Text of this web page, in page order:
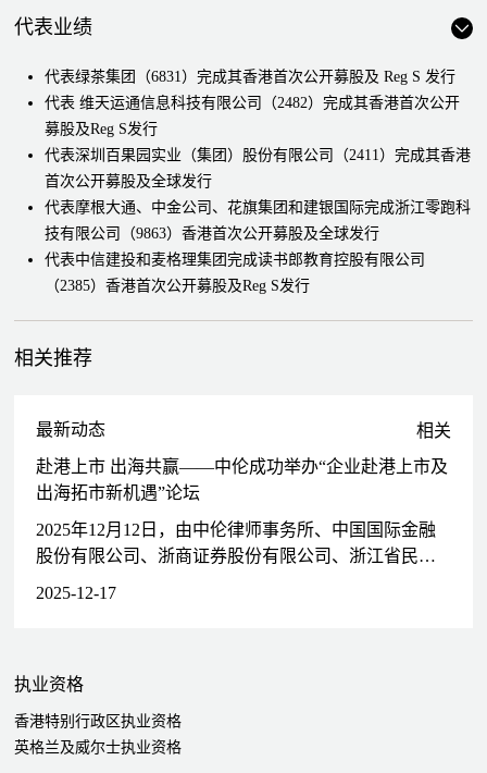
代表业绩
代表绿茶集团（6831）完成其香港首次公开募股及 Reg S 发行
代表 维天运通信息科技有限公司（2482）完成其香港首次公开
募股及Reg S发行
代表深圳百果园实业（集团）股份有限公司（2411）完成其香港
首次公开募股及全球发行
代表摩根大通、中金公司、花旗集团和建银国际完成浙江零跑科
技有限公司（9863）香港首次公开募股及全球发行
代表中信建投和麦格理集团完成读书郎教育控股有限公司
（2385）香港首次公开募股及Reg S发行
代表高盛、瑞信、里昂证券和中金公司完成微博的（9898）二次
代表朝云集团有限公司（6601）完成其香港首次公开募股及全球
发行
代表摩根士丹利和中信证券完成泡泡玛特国际集团有限公司
（9992）的香港首次公开募股及全球发行
代表 上坤地产集团有限公司（6900）完成其香港首次公开募股
和及Reg S 发行
的香港首次公开募股及全球发行
代表中梁控股集团有限公司（2772）完成其香港首次公开发行及
代表慕尚集团控股有限公司（1817）完成其香港首次公开募股及
全球发行
相关推荐
最新动态
相关
赴港上市 出海共赢——中伦成功举办“企业赴港上市及
出海拓市新机遇”论坛
2025年12月12日，由中伦律师事务所、中国国际金融
股份有限公司、浙商证券股份有限公司、浙江省民营
港上市与出海拓市新机遇论坛”在杭州圆满落幕。
2025-12-17
执业资格
香港特别行政区执业资格
英格兰及威尔士执业资格